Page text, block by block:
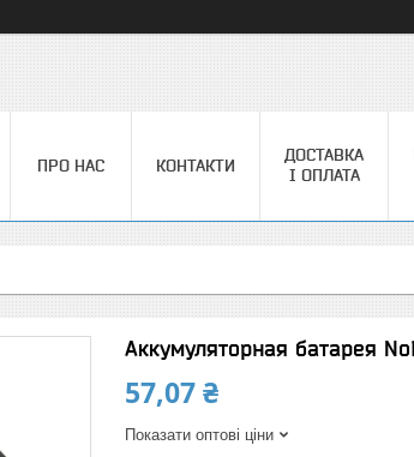
ПРО НАС КОНТАКТИ
ДОСТАВКА
І ОПЛАТА
Аккумуляторная батарея
57,07 ₴
Показати оптові ціни